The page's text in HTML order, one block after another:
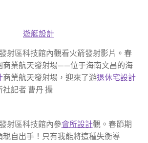
遊艇設計
射區科技館內觀看火箭發射影片。春
商業航天發射場——位于海南文昌的海
商業航天發射場，迎來了游退休宅設計
記者 曹丹 攝
射區科技館內參會所設計觀。春節期
親自出手！只有我能將這種失衡導